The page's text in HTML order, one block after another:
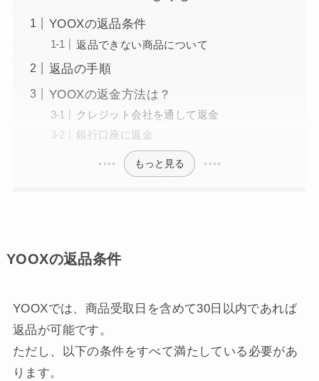
YOOXの返品条件
返品できない商品について
返品の手順
YOOXの返金方法は？
クレジット会社を通して返金
銀行口座に返金
もっと見る
YOOXの返品条件
YOOXでは、商品受取日を含めて30日以内であれば
返品が可能です。
ただし、以下の条件をすべて満たしている必要があ
ります。